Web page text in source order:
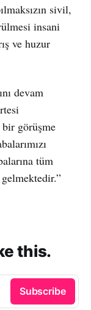
sivil,
insani
ve huzur
devam
görüşme
tüm
this.
Subscribe